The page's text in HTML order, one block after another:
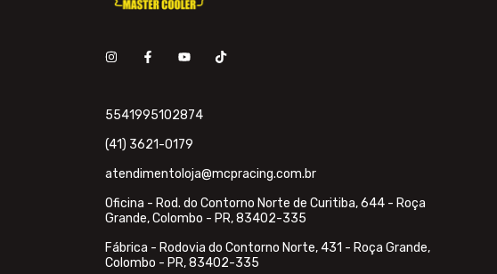
5541995102874
(41) 3621-0179
atendimentoloja@mcpracing.com.br
Oficina - Rod. do Contorno Norte de Curitiba, 644 - Roça
Grande, Colombo - PR, 83402-335
Fábrica - Rodovia do Contorno Norte, 431 - Roça Grande,
Colombo - PR, 83402-335